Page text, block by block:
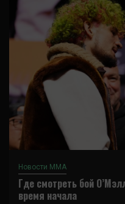
Новости ММА
Где смотреть бой
время начала